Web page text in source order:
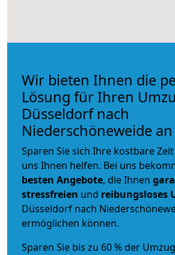
Wir bieten Ihnen die
Lösung für Ihren
Düsseldorf nach
Niederschöneweide an
Sparen Sie sich Ihre kostbare
uns Ihnen helfen. Bei uns
besten Angebote, die Ihnen
stressfreien und reibungsloses
Düsseldorf nach
ermöglichen können.
Sparen Sie bis zu 60 % der